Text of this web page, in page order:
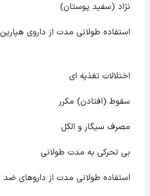
نژاد (سفید پوستان)
استفاده طولانی مدت از داروی هپارین
اختلالات تغذیه ای
سقوط (افتادن) مکرر
مصرف سیگار و الکل
بی تحرکی به مدت طولانی
استفاده طولانی مدت از داروهای